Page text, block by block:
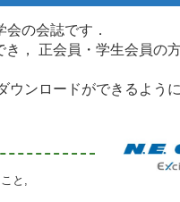
の会誌です．
， 正会員・学生会員の
ンロードができるよう
と,